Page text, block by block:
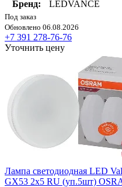
Бренд:
LEDVANCE
Под заказ
Обновлено 06.08.2026
+7 391 278-76-76
Уточнить цену
Лампа светодиодная LED
GX53 2х5 RU (уп.5шт)